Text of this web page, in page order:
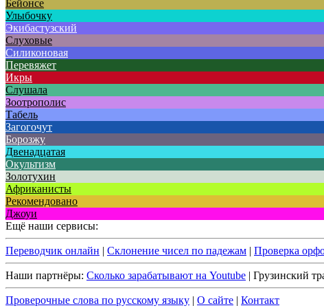
Бейонсе
Улыбочку
Экибастузский
Слуховые
Силиконовая
Перевяжет
Икры
Слушала
Зоотрополис
Табель
Загогочут
Борозжу
Двенадцатая
Окультизм
Золотухин
Африканисты
Рекомендовано
Джоуи
Ещё наши сервисы:
Переводчик онлайн | Склонение чисел по падежам | Проверка
Наши партнёры: Сколько зарабатывают на Youtube | Грузинский
Проверочные слова по русскому языку | О сайте | Контакт